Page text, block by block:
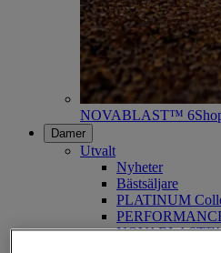
NOVABLAST™ 6
Damer
Utvalt
Nyheter
Bästsäljare
PLATINUM
NOVABLAST™